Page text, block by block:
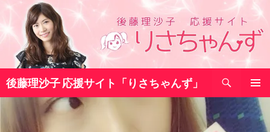
コ
テ
へ
ス
後藤理沙子 応援サイト「りさちゃんず」
索
メインメ
ニュー